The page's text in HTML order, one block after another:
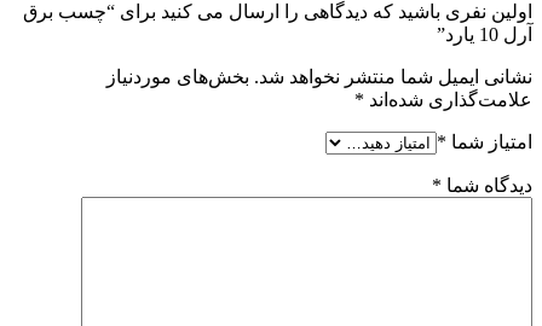
اولین نفری باشید که دیدگاهی را ارسال می کنید برای “چسب برق
آرل 10 یارد”
نشانی ایمیل شما منتشر نخواهد شد. بخش‌های موردنیاز
علامت‌گذاری شده‌اند *
امتیاز شما *
دیدگاه شما *